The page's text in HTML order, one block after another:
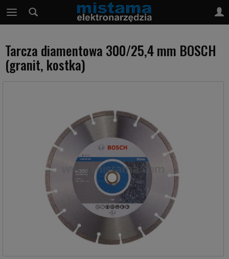
Tarcza diamentowa 300/25,4 mm BOSCH
(granit, kostka)